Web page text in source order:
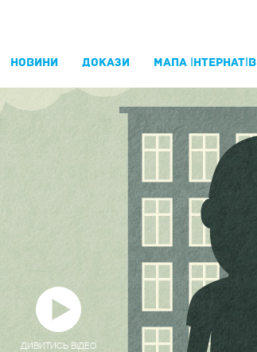
НОВИНИ ДОКАЗИ МАПА ІНТЕРНАТІВ
ДИВИТИСЬ ВІДЕО